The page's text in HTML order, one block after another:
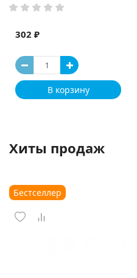
302 ₽
В корзину
Хиты продаж
Бестселлер